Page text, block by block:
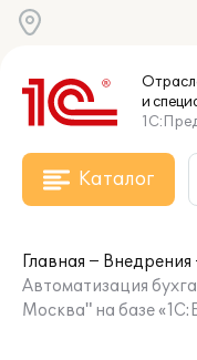
и
Каталог
Главная
Внедрения
Автоматизация
Москва" на базе